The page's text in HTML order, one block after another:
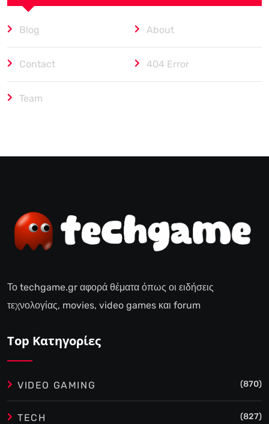
Blog About
Contact 404 Error
Team
Το techgame.gr αφορά θέματα όπως οι ειδήσεις
τεχνολογίας, movies, video games και forum
Top Κατηγορίες
VIDEO GAMING (870)
TECH (827)